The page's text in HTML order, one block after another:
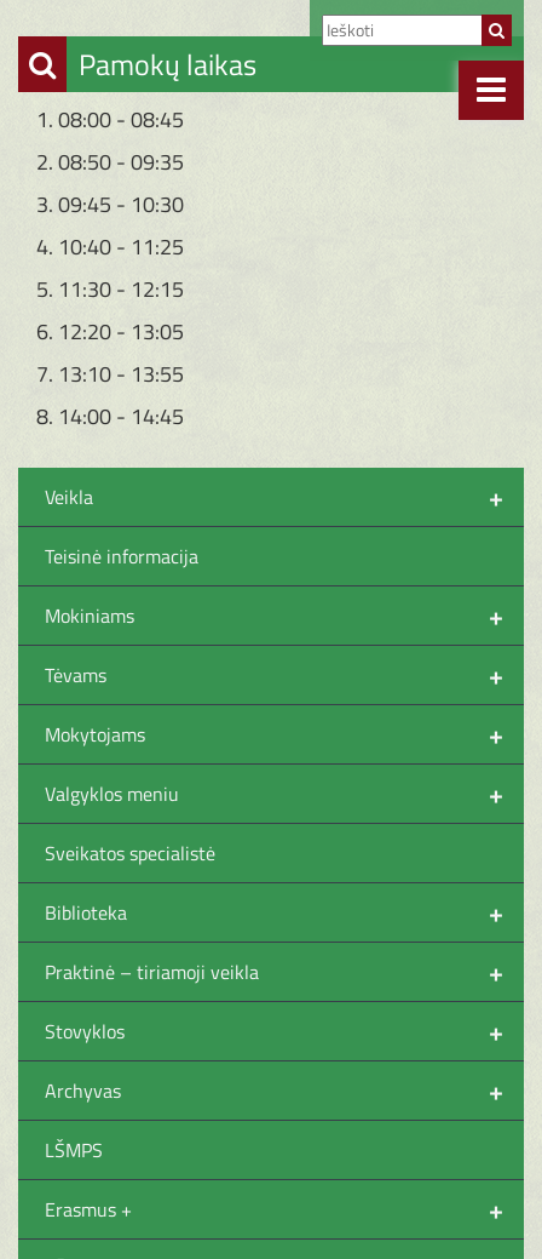
Pamokų laikas
1. 08:00 - 08:45
2. 08:50 - 09:35
3. 09:45 - 10:30
4. 10:40 - 11:25
5. 11:30 - 12:15
6. 12:20 - 13:05
7. 13:10 - 13:55
8. 14:00 - 14:45
+
Veikla
Teisinė informacija
+
Mokiniams
+
Tėvams
+
Mokytojams
+
Valgyklos meniu
Sveikatos specialistė
+
Biblioteka
+
Praktinė – tiriamoji veikla
+
Stovyklos
+
Archyvas
LŠMPS
+
Erasmus +